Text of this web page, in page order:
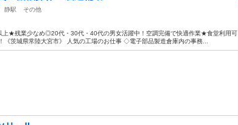
静駅 その他
上★残業少なめ◎20代・30代・40代の男女活躍中！空調完備で快適作業★食堂利用可
茨城県常陸大宮市》 人気の工場のお仕事 ◇電子部品製造倉庫内の事務...